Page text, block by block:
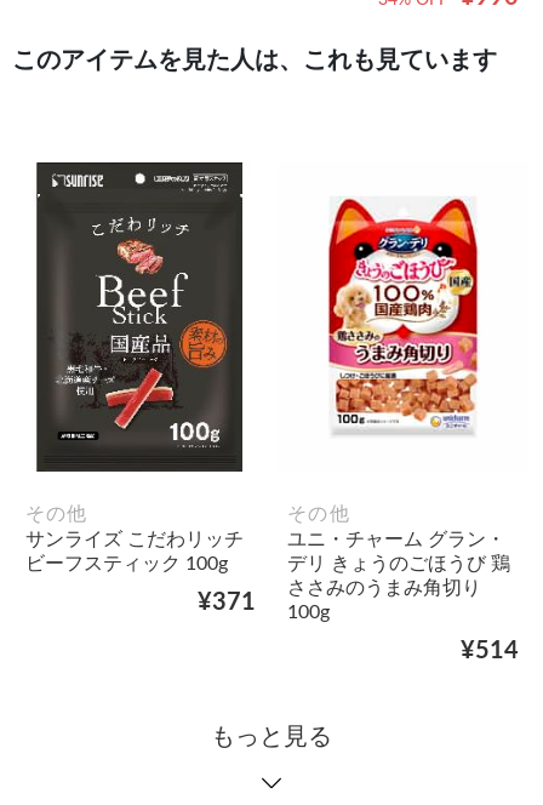
このアイテムを見た人は、これも見ています
その他
サンライズ こだわリッチ
ビーフスティック 100g
¥371
その他
ユニ・チャーム グラン・
デリ きょうのごほうび 鶏
ささみのうまみ角切り
100g
¥514
もっと見る